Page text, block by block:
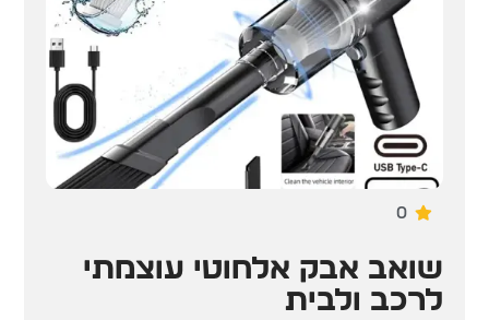
0
שואב אבק אלחוטי עוצמתי
לרכב ולבית